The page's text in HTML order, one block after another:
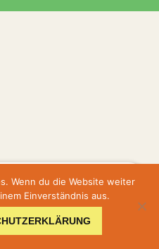
zur Terminbuchung
Hier gehts zum Shop
Wenn du die Website weiter
Einverständnis aus.